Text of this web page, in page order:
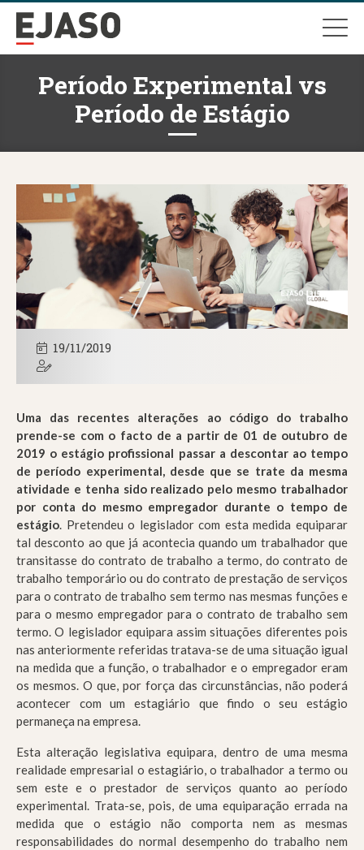
Período Experimental vs
Período de Estágio
19/11/2019
Uma das recentes alterações ao código do trabalho
prende-se com o facto de a partir de 01 de outubro de
2019 o estágio profissional passar a descontar ao tempo
de período experimental, desde que se trate da mesma
atividade e tenha sido realizado pelo mesmo trabalhador
por conta do mesmo empregador durante o tempo de
estágio. Pretendeu o legislador com esta medida equiparar
tal desconto ao que já acontecia quando um trabalhador que
transitasse do contrato de trabalho a termo, do contrato de
trabalho temporário ou do contrato de prestação de serviços
para o contrato de trabalho sem termo nas mesmas funções e
para o mesmo empregador para o contrato de trabalho sem
termo. O legislador equipara assim situações diferentes pois
nas anteriormente referidas tratava-se de uma situação igual
na medida que a função, o trabalhador e o empregador eram
os mesmos. O que, por força das circunstâncias, não poderá
acontecer com um estagiário que findo o seu estágio
permaneça na empresa.
Esta alteração legislativa equipara, dentro de uma mesma
realidade empresarial o estagiário, o trabalhador a termo ou
sem este e o prestador de serviços quanto ao período
experimental. Trata-se, pois, de uma equiparação errada na
medida que o estágio não comporta nem as mesmas
responsabilidades do normal desempenho do trabalho nem